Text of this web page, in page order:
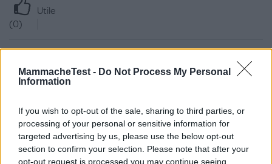
MammacheTest - Do Not Process My Personal
Information
If you wish to opt-out of the sale, sharing to third parties, or
processing of your personal or sensitive information for
targeted advertising by us, please use the below opt-out
section to confirm your selection. Please note that after your
opt-out request is processed you may continue seeing
Utile
(0)
Vip Advisor
morbida .. »
9.0
su 10
Buonissima merenda, dal cuore morbido e gustoso e dalla
copertura croccante di cioccolato e gr...continua a leggere